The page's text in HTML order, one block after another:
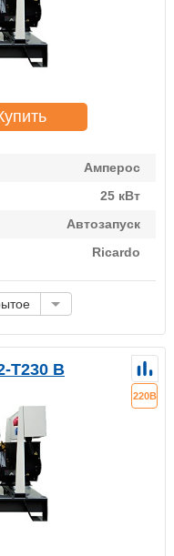
Амперос
25 кВт
Автозапуск
Ricardo
Т230 B
220В